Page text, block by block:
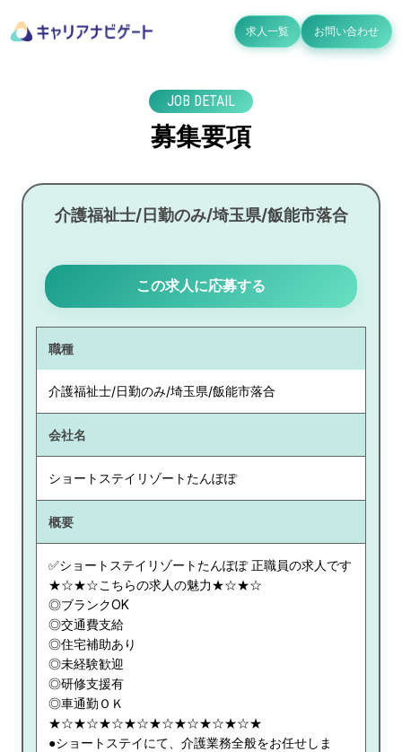
求人一覧 お問い合わせ
JOB DETAIL
募集要項
介護福祉士/日勤のみ/埼玉県/飯能市落合
この求人に応募する
職種
介護福祉士/日勤のみ/埼玉県/飯能市落合
会社名
ショートステイリゾートたんぽぽ
概要
✅ショートステイリゾートたんぽぽ 正職員の求人です
★☆★☆こちらの求人の魅力★☆★☆
◎ブランクOK
◎交通費支給
◎住宅補助あり
◎未経験歓迎
◎研修支援有
◎車通勤ＯＫ
★☆★☆★☆★☆★☆★☆★☆★☆★
●ショートステイにて、介護業務全般をお任せしま